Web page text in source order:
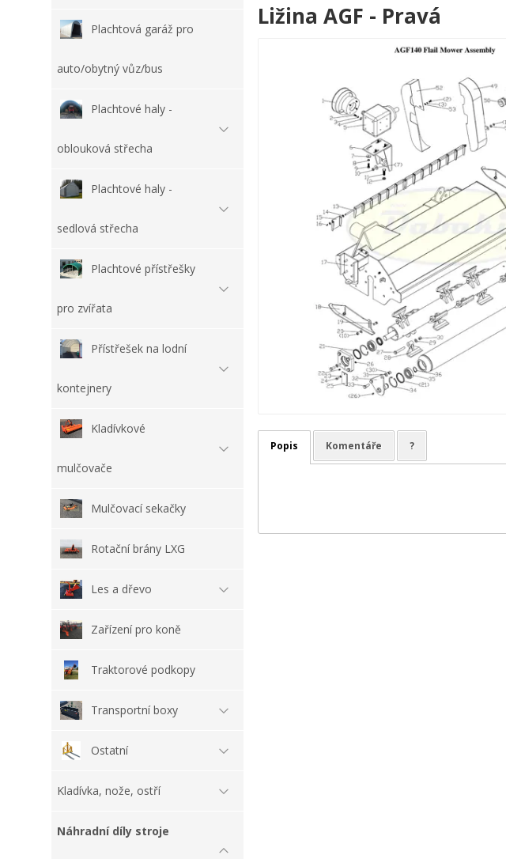
Plachtová garáž pro
auto/obytný vůz/bus
Plachtové haly -
oblouková střecha
Plachtové haly -
sedlová střecha
Plachtové přístřešky
pro zvířata
Přístřešek na lodní
kontejnery
Kladívkové
mulčovače
Mulčovací sekačky
Rotační brány LXG
Les a dřevo
Zařízení pro koně
Traktorové podkopy
Transportní boxy
Ostatní
Kladívka, nože, ostří
Náhradní díly stroje
Ližina AGF - Pravá
Popis Komentáře ?